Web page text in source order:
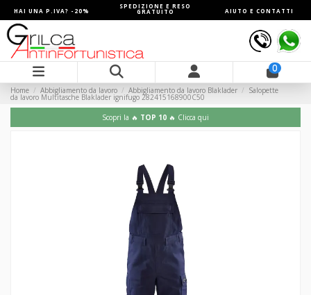
HAI UNA P.IVA? -20%
SPEDIZIONE E RESO
GRATUITO AIUTO E CONTATTI
0
Home Abbigliamento da lavoro Abbigliamento da lavoro Blaklader Salopette
da lavoro Multitasche Blaklader ignifugo 282415168900C50
Scopri la 🔥 TOP 10 🔥 Clicca qui